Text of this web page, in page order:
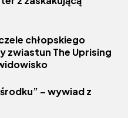
chłopskiego
zwiastun The Uprising
– wywiad z